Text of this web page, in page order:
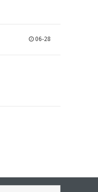
06-28